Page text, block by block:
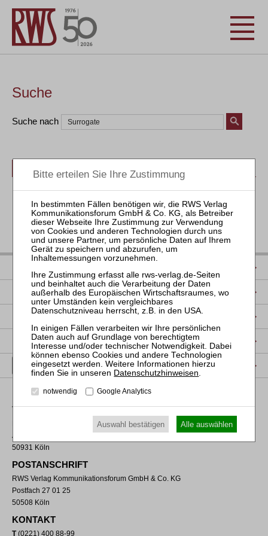
Suche
Suche nach
Bücher Seminare Zeitschriften
DATENSCHUTZ
NUTZUNGSBESTIMMUNGEN/AGB
PRODUKTSICHERHEIT (GPSR)
VERTRAG WIDERRUFEN
VERLAGSADRESSE
RWS Verlag Kommunikationsforum GmbH & Co. KG
Aachener Straße 222
50931 Köln
POSTANSCHRIFT
RWS Verlag Kommunikationsforum GmbH & Co. KG
Postfach 27 01 25
50508 Köln
KONTAKT
T(0221) 400 88-99
Datenschutzhinweisen
notwendig Google Analytics
Auswahl bestätigen Alle auswählen